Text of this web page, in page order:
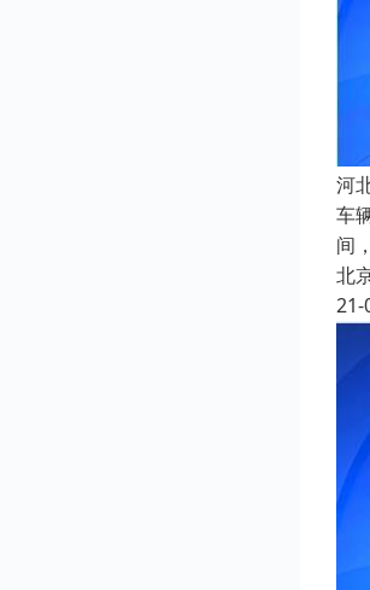
河
车
间
北
21-